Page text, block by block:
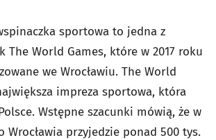
sportowa to jedna z
The World Games, które w 2017 roku
we Wrocławiu. The World
impreza sportowa, która
Wstępne szacunki mówią, że w
Wrocławia przyjedzie ponad 500 tys.